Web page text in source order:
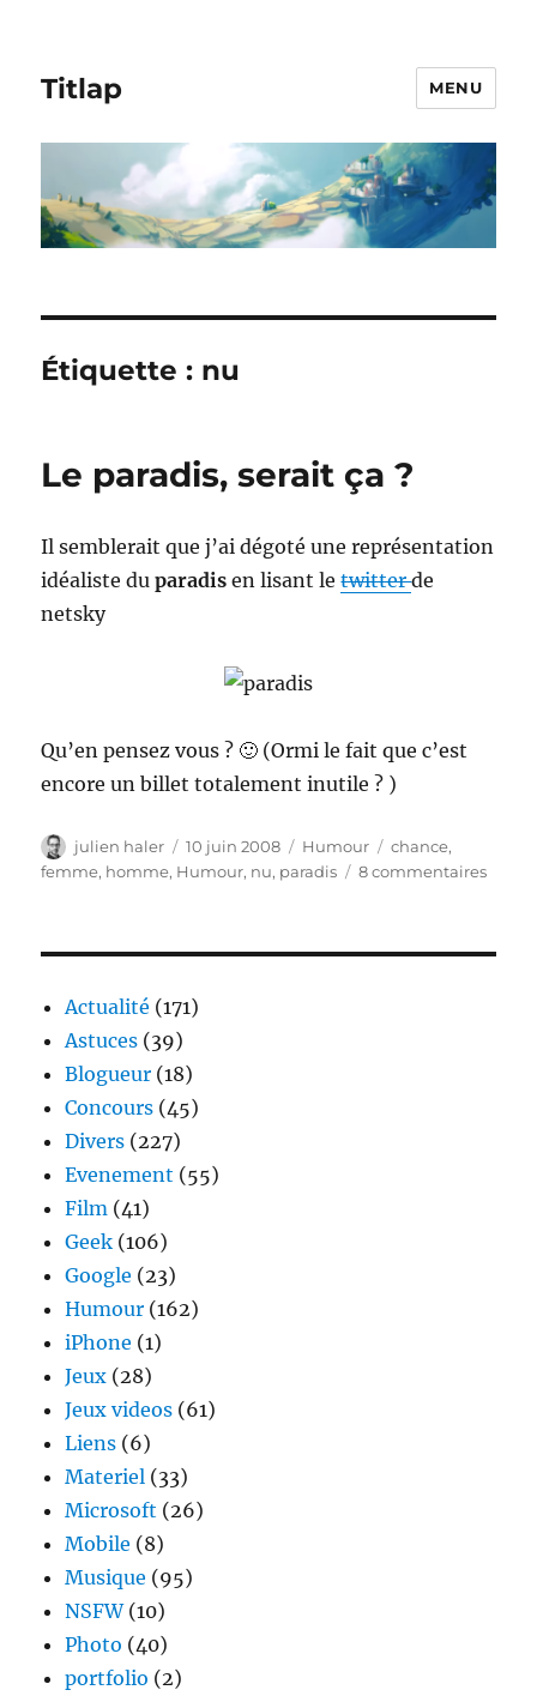
Titlap MENU
Étiquette : nu
Le paradis, serait ça ?
Il semblerait que j’ai dégoté une représentation
idéaliste duparadisen lisant letwitterde
netsky
Qu’en pensez vous ? 🙂 (Ormi le fait que c’est
encore un billet totalement inutile ? )
Auteur
julien haler
Publié
le
10 juin 2008 Catégories
Humour Étiquettes
chance,
femme, homme, Humour, nu, paradis 8 commentairessur
Actualité (171)
Astuces (39)
Blogueur (18)
Concours (45)
Divers (227)
Evenement (55)
Film (41)
Geek (106)
Google (23)
Humour (162)
iPhone (1)
Jeux (28)
Jeux videos (61)
Liens (6)
Materiel (33)
Microsoft (26)
Mobile (8)
Musique (95)
NSFW(10)
Photo (40)
portfolio (2)